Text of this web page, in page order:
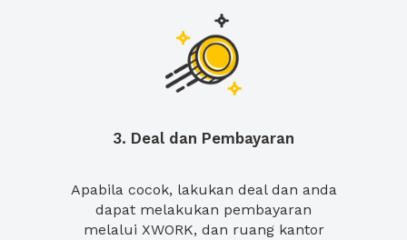
3. Deal dan Pembayaran
Apabila cocok, lakukan deal dan anda
dapat melakukan pembayaran
melalui XWORK, dan ruang kantor